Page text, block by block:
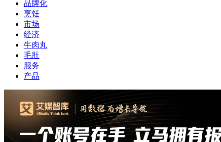
品牌化
烹饪
市场
经济
牛肉丸
毛肚
服务
产品